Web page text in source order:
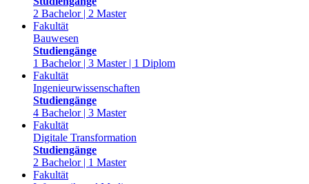
2 Bachelor | 2 Master
Fakultät
Bauwesen
Studiengänge
1 Bachelor | 3 Master | 1 Diplom
Fakultät
Ingenieurwissenschaften
Studiengänge
4 Bachelor | 3 Master
Fakultät
Digitale Transformation
Studiengänge
2 Bachelor | 1 Master
Fakultät